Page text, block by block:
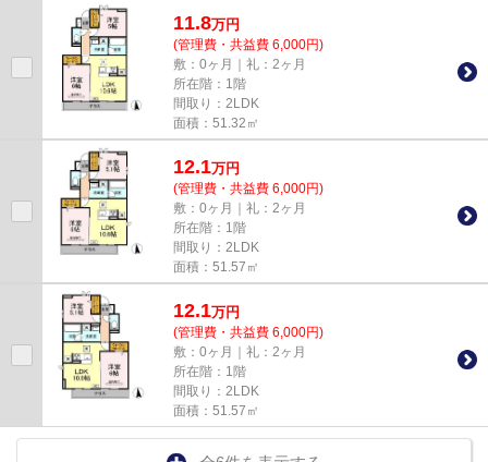
11.8万円
(管理費・共益費 6,000円)
敷：0ヶ月｜礼：2ヶ月
所在階：1階
間取り：2LDK
面積：51.32㎡
12.1万円
(管理費・共益費 6,000円)
敷：0ヶ月｜礼：2ヶ月
所在階：1階
間取り：2LDK
面積：51.57㎡
12.1万円
(管理費・共益費 6,000円)
敷：0ヶ月｜礼：2ヶ月
所在階：1階
間取り：2LDK
面積：51.57㎡